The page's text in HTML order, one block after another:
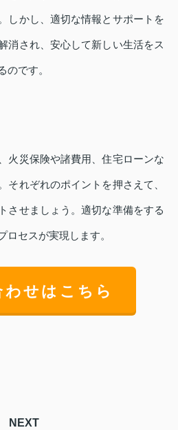
しかし、適切な情報とサポートを
消され、安心して新しい生活をス
のです。
火災保険や諸費用、住宅ローンな
それぞれのポイントを押さえて、
させましょう。適切な準備をする
ロセスが実現します。
わせはこちら
NEXT